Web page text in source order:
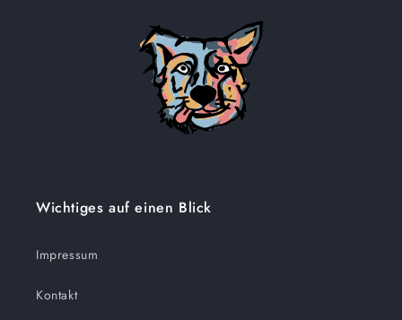
Wichtiges auf einen Blick
Impressum
Kontakt